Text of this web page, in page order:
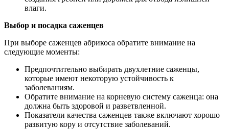
влаги.
Выбор и посадка саженцев
При выборе саженцев абрикоса обратите внимание на
следующие моменты:
Предпочтительно выбирать двухлетние саженцы,
которые имеют некоторую устойчивость к
заболеваниям.
Обратите внимание на корневую систему саженца: она
должна быть здоровой и разветвленной.
Показатели качества саженцев также включают хорошо
развитую кору и отсутствие заболеваний.